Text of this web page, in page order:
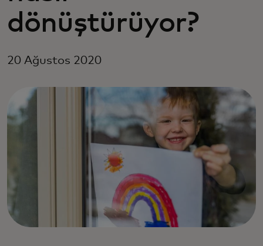
dönüştürüyor?
20 Ağustos 2020